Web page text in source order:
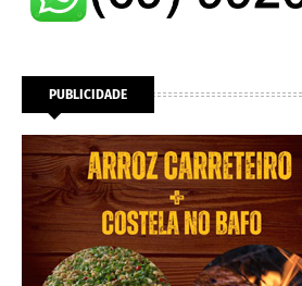
PUBLICIDADE